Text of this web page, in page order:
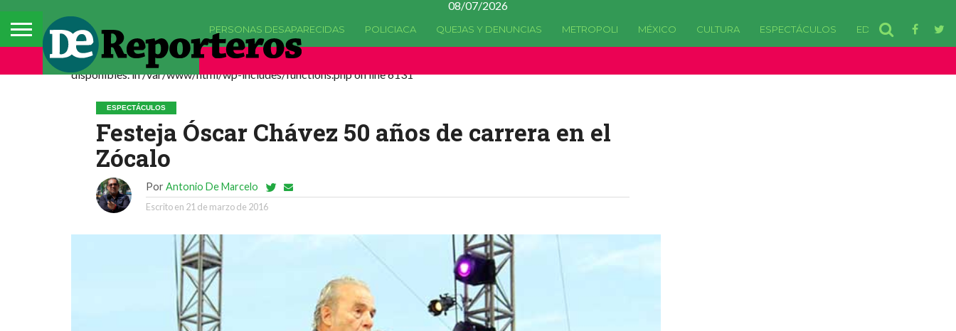
08/07/2026
PERSONAS DESAPARECIDAS POLICIACA QUEJAS Y DENUNCIAS METROPOLI MÉXICO CULTURA ESPECTÁCULOS EDOMEX
Deprecated: La función comments_popup_script ha quedado
disponibles. in /var/www/html/wp-includes/functions.php on line 6131
ESPECTÁCULOS
Festeja Óscar Chávez 50 años de carrera en el
Zócalo
Por Antonio De Marcelo
Escrito en 21 de marzo de 2016